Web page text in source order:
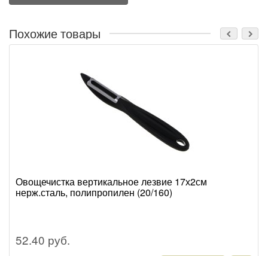
Похожие товары
Овощечистка вертикальное лезвие 17х2см
нерж.сталь, полипропилен (20/160)
52.40 руб.